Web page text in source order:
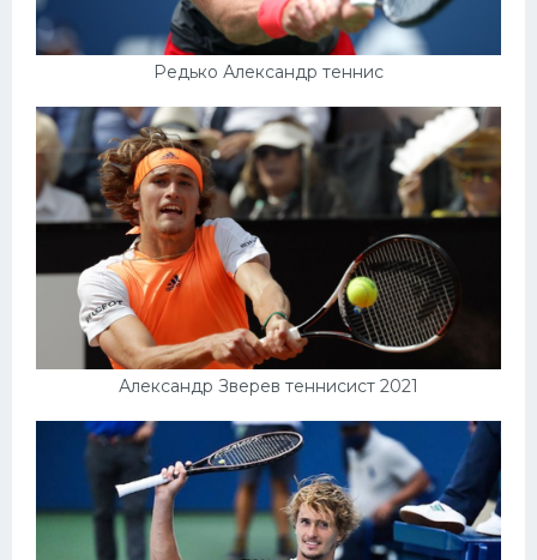
Редько Александр теннис
Александр Зверев теннисист 2021